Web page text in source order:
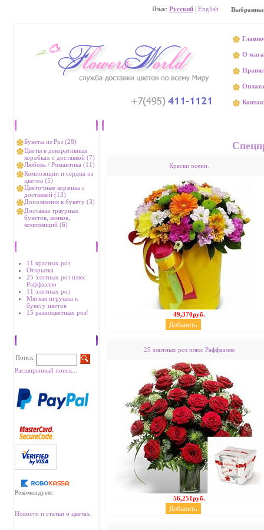
Язык: Русский| English
О
Оплата
Букеты из Роз (28)
Цветы в декоративных
коробках с доставкой (7)
Любовь / Романтика (11)
Композиции и сердца из
цветов (5)
Цветочные корзины с
доставкой (13)
Дополнения к букету (3)
Доставка траурных
букетов, венков,
композиций (6)
11 красных роз
Открытка
25 элитных роз плюс
Раффаэлло
11 элитных роз
Мягкая игрушка к
букету цветов
15 разноцветных роз!
Поиск:
Расширенный поиск...
Рекомендуем:
Новости и статьи о цветах.
Краски осени.
49,370руб.
25 элитных роз плюс Раффаэлло
56,251руб.